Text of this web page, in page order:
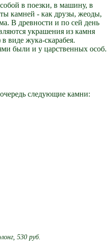
в поезки, в машину, в
камней - как друзы, жеоды,
В древности и по сей день
украшения из камня
виде жука-скарабея.
были и у царственных особ.
следующие камни:
530 руб.